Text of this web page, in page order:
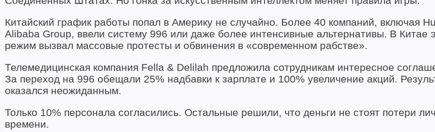
Китайский график работы попал в Америку не случайно. Более 40 компаний, включая
Alibaba Group, ввели систему 996 или даже более интенсивные альтернативы. В Китае
режим вызвал массовые протесты и обвинения в «современном рабстве».
Телемедицинская компания Fella & Delilah предложила сотрудникам интересное
За переход на 996 обещали 25% надбавки к зарплате и 100% увеличение акций.
оказался неожиданным.
Только 10% персонала согласились. Остальные решили, что деньги не стоят потери
времени.